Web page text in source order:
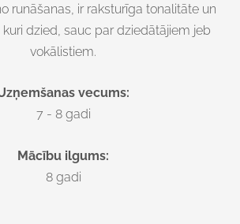
runāšanas, ir raksturīga tonalitāte un
kuri dzied, sauc par dziedātājiem jeb
vokālistiem.
vecums:
7 - 8 gadi
Mācību ilgums:
8 gadi